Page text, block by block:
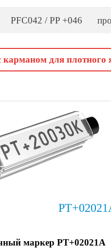
PFC042 / PP +046
для плотного
маркер PT+02021A